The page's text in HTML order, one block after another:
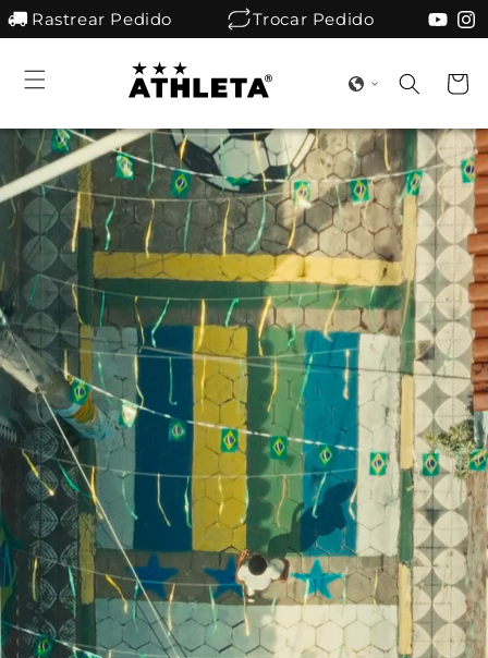
para o
conteúdo
Rastrear Pedido Trocar Pedido